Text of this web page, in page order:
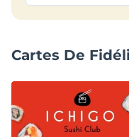
Cartes De